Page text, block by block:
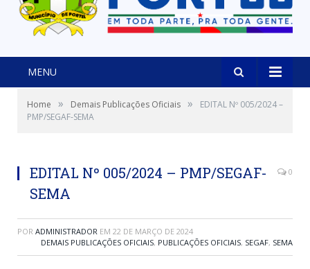
MENU
Home » Demais Publicações Oficiais »
EDITAL Nº 005/2024 –
PMP/SEGAF-SEMA
EDITAL Nº 005/2024 – PMP/SEGAF-
SEMA
0
POR ADMINISTRADOR EM 22 DE MARÇO DE 2024
DEMAIS PUBLICAÇÕES OFICIAIS, PUBLICAÇÕES OFICIAIS, SEGAF, SEMA